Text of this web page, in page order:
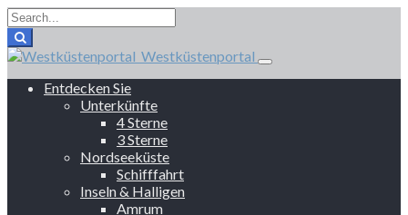
Westküstenportal
Entdecken Sie
Unterkünfte
4 Sterne
3 Sterne
Nordseeküste
Schifffahrt
Inseln & Halligen
Amrum